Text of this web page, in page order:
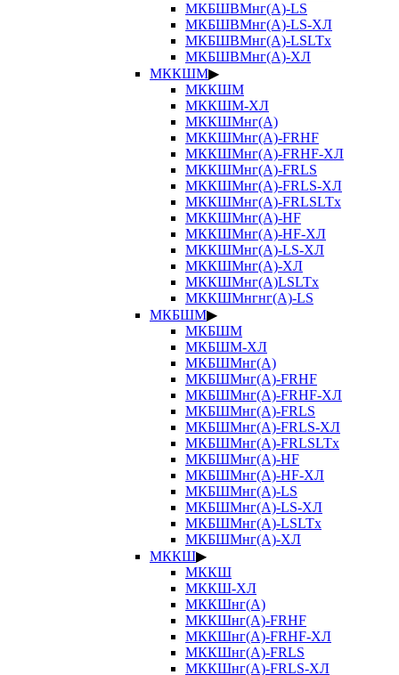
МКБШВМнг(А)-LS
МКБШВМнг(А)-LS-ХЛ
МКБШВМнг(А)-LSLTx
МКБШВМнг(А)-ХЛ
МККШМ▶
МККШМ
МККШМ-ХЛ
МККШМнг(А)
МККШМнг(А)-FRHF
МККШМнг(А)-FRHF-ХЛ
МККШМнг(А)-FRLS
МККШМнг(А)-FRLS-ХЛ
МККШМнг(А)-FRLSLTx
МККШМнг(А)-HF
МККШМнг(А)-HF-ХЛ
МККШМнг(А)-LS-ХЛ
МККШМнг(А)-ХЛ
МККШМнг(А)LSLTx
МККШМнгнг(А)-LS
МКБШМ▶
МКБШМ
МКБШМ-ХЛ
МКБШМнг(А)
МКБШМнг(А)-FRHF
МКБШМнг(А)-FRHF-ХЛ
МКБШМнг(А)-FRLS
МКБШМнг(А)-FRLS-ХЛ
МКБШМнг(А)-FRLSLTx
МКБШМнг(А)-HF
МКБШМнг(А)-HF-ХЛ
МКБШМнг(А)-LS
МКБШМнг(А)-LS-ХЛ
МКБШМнг(А)-LSLTx
МКБШМнг(А)-ХЛ
МККШ▶
МККШ
МККШ-ХЛ
МККШнг(А)
МККШнг(А)-FRHF
МККШнг(А)-FRHF-ХЛ
МККШнг(А)-FRLS
МККШнг(А)-FRLS-ХЛ